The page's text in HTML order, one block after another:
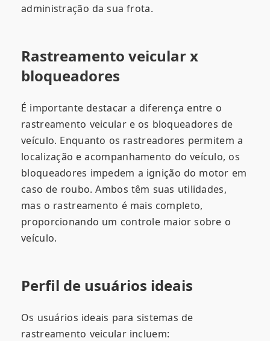
administração da sua frota.
Rastreamento veicular x
bloqueadores
É importante destacar a diferença entre o
rastreamento veicular e os bloqueadores de
veículo. Enquanto os rastreadores permitem a
localização e acompanhamento do veículo, os
bloqueadores impedem a ignição do motor em
caso de roubo. Ambos têm suas utilidades,
mas o rastreamento é mais completo,
proporcionando um controle maior sobre o
veículo.
Perfil de usuários ideais
Os usuários ideais para sistemas de
rastreamento veicular incluem: